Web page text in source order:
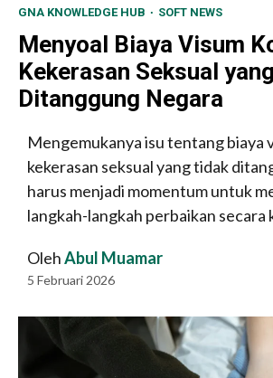
GNA KNOWLEDGE HUB SOFT NEWS
Menyoal Biaya Visum
Kekerasan Seksual
Ditanggung Negara
Mengemukanya isu tentang biaya
kekerasan seksual yang tidak
harus menjadi momentum untuk
langkah-langkah perbaikan secara
OlehAbul Muamar
5 Februari 2026